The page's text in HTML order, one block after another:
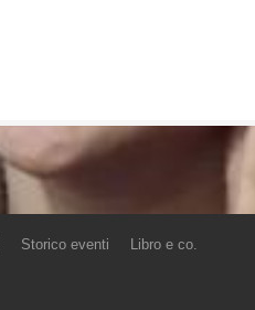
Storico eventi
Libro e co.